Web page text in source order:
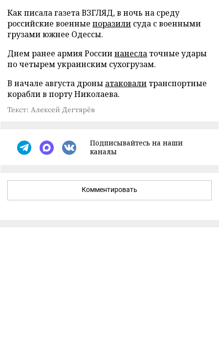
Как писала газета ВЗГЛЯД, в ночь на среду
российские военные поразили суда с военными
грузами южнее Одессы.
Днем ранее армия Россиинанесла точные удары
по четырем украинским сухогрузам.
В начале августа дроны атаковали транспортные
корабли в порту Николаева.
Текст: Алексей Дегтярёв
Подписывайтесь на наши
каналы
Комментировать